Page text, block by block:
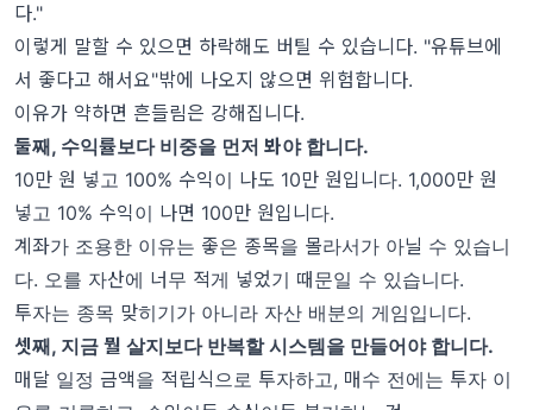
다."
이렇게 말할 수 있으면 하락해도 버틸 수 있습니다. "유튜브에
서 좋다고 해서요"밖에 나오지 않으면 위험합니다.
이유가 약하면 흔들림은 강해집니다.
둘째, 수익률보다 비중을 먼저 봐야 합니다.
10만 원 넣고 100% 수익이 나도 10만 원입니다. 1,000만 원
넣고 10% 수익이 나면 100만 원입니다.
계좌가 조용한 이유는 좋은 종목을 몰라서가 아닐 수 있습니
다. 오를 자산에 너무 적게 넣었기 때문일 수 있습니다.
투자는 종목 맞히기가 아니라 자산 배분의 게임입니다.
셋째, 지금 뭘 살지보다 반복할 시스템을 만들어야 합니다.
매달 일정 금액을 적립식으로 투자하고, 매수 전에는 투자 이